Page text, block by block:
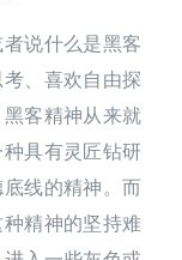
者说什么是黑客
、喜欢自由探
客精神从来就
具有灵匠钻研
线的精神。而
精神的坚持难